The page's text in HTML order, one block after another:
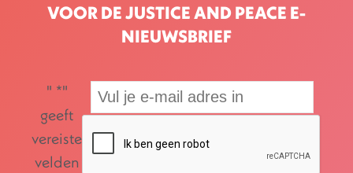
VOOR DE JUSTICE AND PEACE E-
NIEUWSBRIEF
" *"
geeft
vereiste
velden